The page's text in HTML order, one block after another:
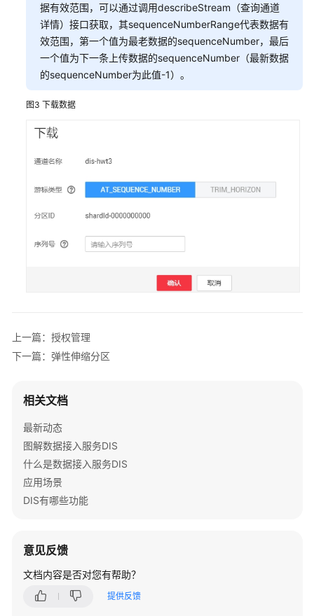
息
变
更
源
据
型
管
源
数
Schema
标
签
理
授
权
管
理
通
道
据有效范围，可以通过调用describeStream（查询通道
详情）接口获取，其sequenceNumberRange代表数据有
效范围，第一个值为最老数据的sequenceNumber，最后
一个值为下一条上传数据的sequenceNumber（最新数据
的sequenceNumber为此值-1）。
图3 下载数据
上一篇：授权管理
下一篇：弹性伸缩分区
相关文档
最新动态
图解数据接入服务DIS
什么是数据接入服务DIS
应用场景
DIS有哪些功能
意见反馈
文档内容是否对您有帮助？
提供反馈